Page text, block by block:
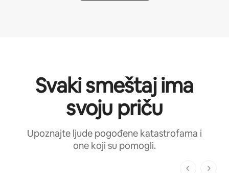
Svaki smeštaj ima
svoju priču
Upoznajte ljude pogođene katastrofama i
one koji su pomogli.